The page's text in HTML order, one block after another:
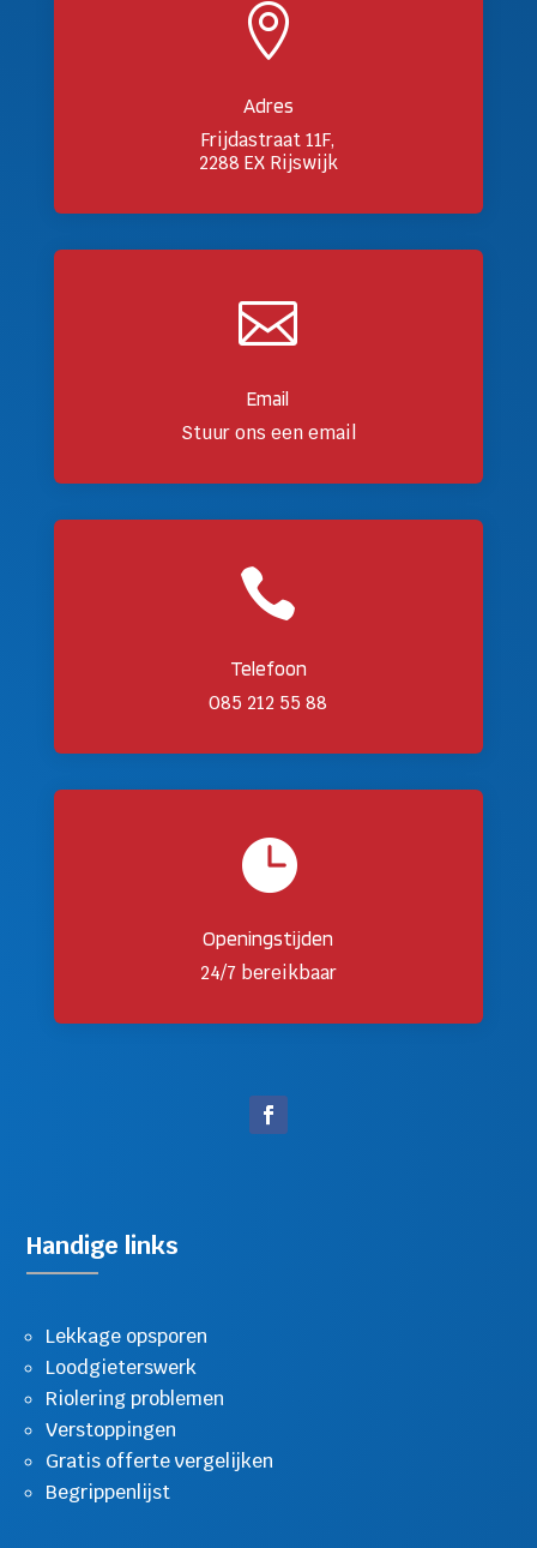

Adres
Frijdastraat 11F,
2288 EX Rijswijk

Email
Stuur ons een email

Telefoon
085 212 55 88

Openingstijden
24/7 bereikbaar
Handige links
Lekkage opsporen
Loodgieterswerk
Riolering problemen
Verstoppingen
Gratis offerte vergelijken
Begrippenlijst